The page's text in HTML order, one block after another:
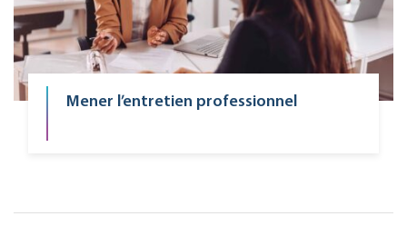
Mener l’entretien professionnel